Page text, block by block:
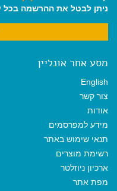
ניתן לבטל את ההרשמה בכל
מסע אחר אונליין
English
צור קשר
אודות
מידע למפרסמים
תנאי שימוש באתר
רשימת מוצרים
ארכיון ניוזלטר
מפת אתר